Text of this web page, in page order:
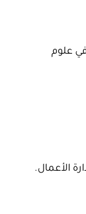
علوم
الأعمال.